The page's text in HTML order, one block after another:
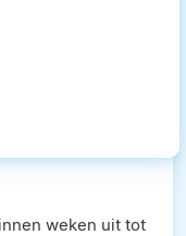
weken uit tot